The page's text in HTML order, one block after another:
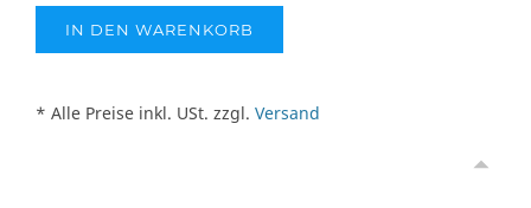
IN DEN WARENKORB
* Alle Preise inkl. USt. zzgl. Versand